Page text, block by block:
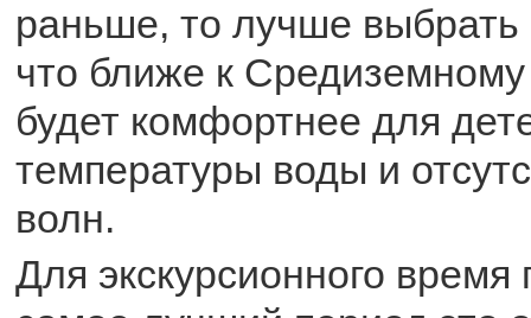
раньше, то лучше выбрать
что ближе к
будет комфортнее для
температуры воды и
волн.
Для экскурсионного